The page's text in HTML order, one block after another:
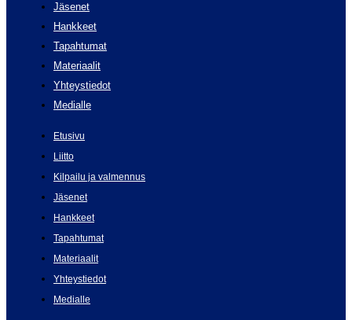
Jäsenet
Hankkeet
Tapahtumat
Materiaalit
Yhteystiedot
Medialle
Etusivu
Liitto
Kilpailu ja valmennus
Jäsenet
Hankkeet
Tapahtumat
Materiaalit
Yhteystiedot
Medialle